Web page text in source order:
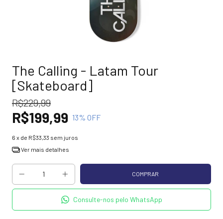
The Calling - Latam Tour
[Skateboard]
R$229,99
R$199,99 13% OFF
6 x de R$33,33 sem juros
Ver mais detalhes
Consulte-nos pelo WhatsApp